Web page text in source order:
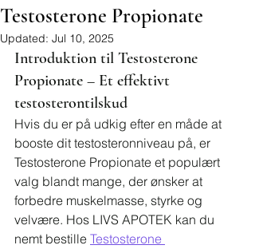
Testosterone Propionate
Updated: Jul 10, 2025
Introduktion til Testosterone
Propionate – Et effektivt
testosterontilskud
Hvis du er på udkig efter en måde at
booste dit testosteronniveau på, er
Testosterone Propionate et populært
valg blandt mange, der ønsker at
forbedre muskelmasse, styrke og
velvære. Hos LIVS APOTEK kan du
nemt bestille Testosterone